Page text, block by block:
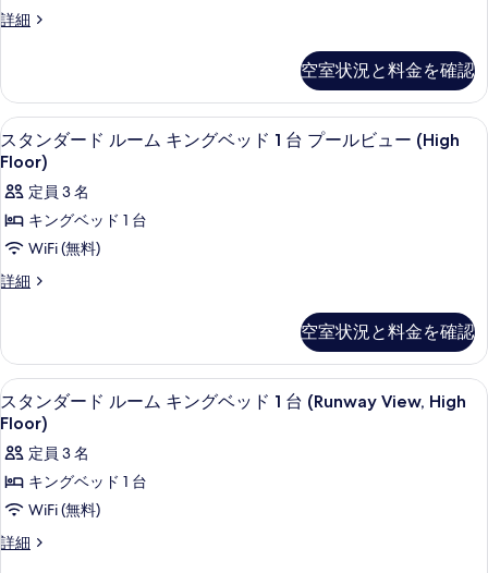
る
て
の
真
を
表
す
る
ク
ラ
ウ
ン
ジ
利
用
可
べ
て
の
写
真
を
表
示
ド
1
ラ
ラ
ウ
ン
ジ
用
可
詳
イ
キ
ン
グ
ベ
ッ
ド
台
ラ
ブ
ラ
ウ
ン
ジ
利
用
詳細
ジ
ス
イ
ー
ト
ン
グ
ッ
ド
1
ラ
ラ
ウ
ン
ジ
用
可
Floor)
空室状況と料金を確認
ス
タ
ン
ダ
ー
ド
ム
キ
ン
グ
ベ
ッ
ド
1
高級寝具、ピロートップベッド、ミ
8
スタンダード ルーム キングベッド 1 台 プールビュー (High
Floor)
定員 3 名
キングベッド 1 台
WiFi (無料)
詳細
ス
ー
ド
ル
ー
キ
ン
ベ
ッ
ド
空室状況と料金を確認
ス
タ
ン
ダ
ー
ド
高級寝具、ピロートップベッド、ミ
6
スタンダード ルーム キングベッド 1 台 (Runway View, High
Floor)
定員 3 名
キングベッド 1 台
WiFi (無料)
詳細
ス